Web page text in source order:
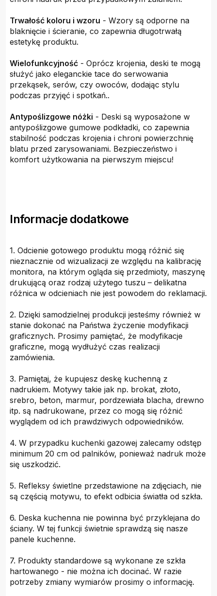
Trwałość koloru i wzoru - Wzory są odporne na
blaknięcie i ścieranie, co zapewnia długotrwałą
estetykę produktu.
Wielofunkcyjność - Oprócz krojenia, deski te mogą
służyć jako eleganckie tace do serwowania
przekąsek, serów, czy owoców, dodając stylu
podczas przyjęć i spotkań..
Antypoślizgowe nóżki - Deski są wyposażone w
antypoślizgowe gumowe podkładki, co zapewnia
stabilność podczas krojenia i chroni powierzchnię
blatu przed zarysowaniami. Bezpieczeństwo i
komfort użytkowania na pierwszym miejscu!
Informacje dodatkowe
1. Odcienie gotowego produktu mogą różnić się
nieznacznie od wizualizacji ze względu na kalibrację
monitora, na którym ogląda się przedmioty, maszynę
drukującą oraz rodzaj użytego tuszu – delikatna
różnica w odcieniach nie jest powodem do reklamacji.
2. Dzięki samodzielnej produkcji jesteśmy również w
stanie dokonać na Państwa życzenie modyfikacji
graficznych. Prosimy pamiętać, że modyfikacje
graficzne, mogą wydłużyć czas realizacji
zamówienia.
3. Pamiętaj, że kupujesz deskę kuchenną z
nadrukiem. Motywy takie jak np. brokat, złoto,
srebro, beton, marmur, pordzewiała blacha, drewno
itp. są nadrukowane, przez co mogą się różnić
wyglądem od ich prawdziwych odpowiedników.
4. W przypadku kuchenki gazowej zalecamy odstęp
minimum 20 cm od palników, ponieważ nadruk może
się uszkodzić.
5. Refleksy świetlne przedstawione na zdjęciach, nie
są częścią motywu, to efekt odbicia światła od szkła.
6. Deska kuchenna nie powinna być przyklejana do
ściany. W tej funkcji świetnie sprawdzą się nasze
panele kuchenne.
7. Produkty standardowe są wykonane ze szkła
hartowanego - nie można ich docinać. W razie
potrzeby zmiany wymiarów prosimy o informację.